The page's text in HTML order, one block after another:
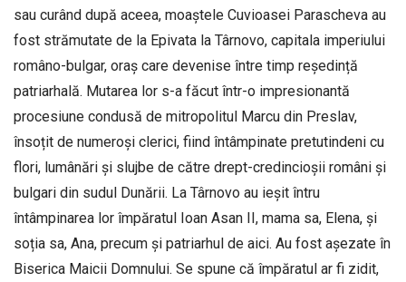
sau curând după aceea, moaștele Cuvioasei Parascheva au
fost strămutate de la Epivata la Târnovo, capitala imperiului
româno-bulgar, oraș care devenise între timp reședință
patriarhală. Mutarea lor s-a făcut într-o impresionantă
procesiune condusă de mitropolitul Marcu din Preslav,
însoțit de numeroși clerici, fiind întâmpinate pretutindeni cu
flori, lumânări și slujbe de către drept-credincioșii români și
bulgari din sudul Dunării. La Târnovo au ieșit întru
întâmpinarea lor împăratul Ioan Asan II, mama sa, Elena, și
soția sa, Ana, precum și patriarhul de aici. Au fost așezate în
Biserica Maicii Domnului. Se spune că împăratul ar fi zidit,